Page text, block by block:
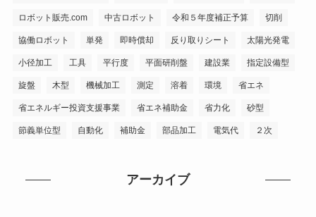
ロボット販売.com 中古ロボット 令和５年度補正予算 切削
協働ロボット 単発 即時償却 反り取りシート 太陽光発電
小径加工 工具 平行度 平面研削盤 建設業 指定設備型
旋盤 木型 機械加工 測定 溶着 環境 省エネ
省エネルギー投資支援事業 省エネ補助金 省力化 砂型
節義単位型 自動化 補助金 部品加工 電気代 ２次
アーカイブ